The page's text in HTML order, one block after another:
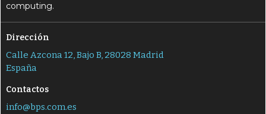
computing.
Dirección
Calle Azcona 12, Bajo B, 28028 Madrid
España
Contactos
info@bps.com.es